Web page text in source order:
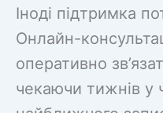
Іноді підтримка
Онлайн-
оперативно
чекаючи тижнів у